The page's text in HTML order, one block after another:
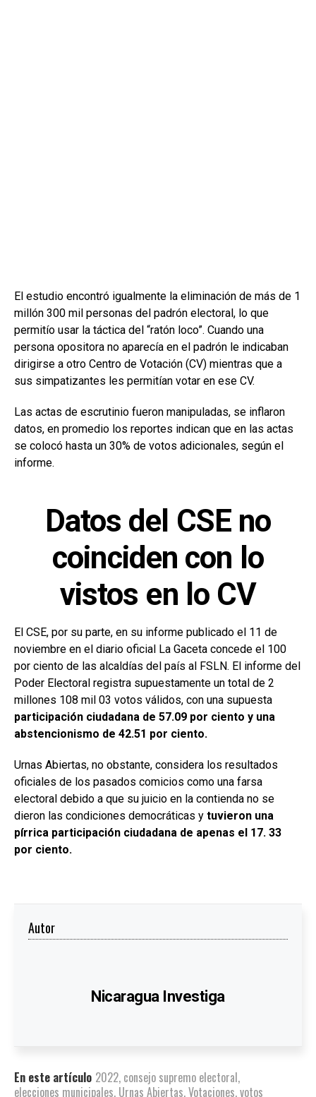
El estudio encontró igualmente la eliminación de más de 1
millón 300 mil personas del padrón electoral, lo que
permitío usar la táctica del “ratón loco”. Cuando una
persona opositora no aparecía en el padrón le indicaban
dirigirse a otro Centro de Votación (CV) mientras que a
sus simpatizantes les permitían votar en ese CV.
Las actas de escrutinio fueron manipuladas, se inflaron
datos, en promedio los reportes indican que en las actas
se colocó hasta un 30% de votos adicionales, según el
informe.
Datos del CSE no
coinciden con lo
vistos en lo CV
El CSE, por su parte, en su informe publicado el 11 de
noviembre en el diario oficial La Gaceta concede el 100
por ciento de las alcaldías del país al FSLN. El informe del
Poder Electoral registra supuestamente un total de 2
millones 108 mil 03 votos válidos, con una supuesta
participación ciudadana de 57.09 por ciento y una
abstencionismo de 42.51 por ciento.
Urnas Abiertas, no obstante, considera los resultados
oficiales de los pasados comicios como una farsa
electoral debido a que su juicio en la contienda no se
dieron las condiciones democráticas y tuvieron una
pírrica participación ciudadana de apenas el 17. 33
por ciento.
Autor
Nicaragua Investiga
En este artículo 2022, consejo supremo electoral,
elecciones municipales, Urnas Abiertas,Votaciones,votos